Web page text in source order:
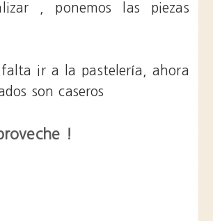
, ponemos las piezas
ir a la pastelería, ahora
son caseros
!